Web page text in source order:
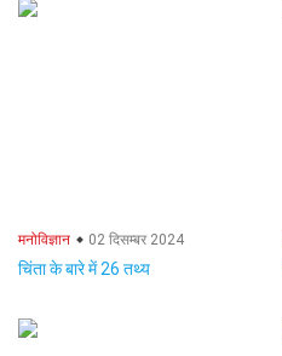
मनोविज्ञान 02 दिसम्बर 2024
चिंता के बारे में 26 तथ्य